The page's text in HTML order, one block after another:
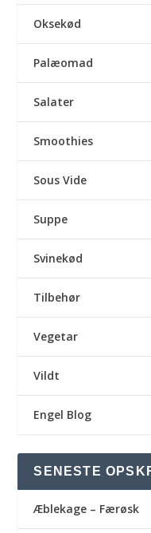
Oksekød
Palæomad
Salater
Smoothies
Sous Vide
Suppe
Svinekød
Tilbehør
Vegetar
Vildt
Engel Blog
SENESTE
Æblekage – Færøsk